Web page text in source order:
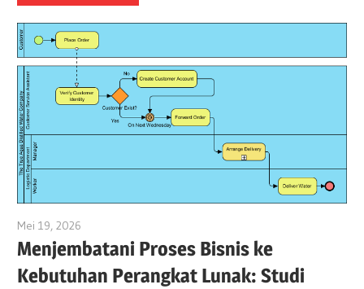
Mei 19, 2026
Menjembatani Proses Bisnis ke
Kebutuhan Perangkat Lunak: Studi